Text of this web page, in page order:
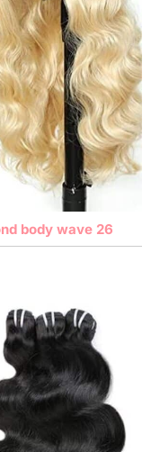
body wave 26